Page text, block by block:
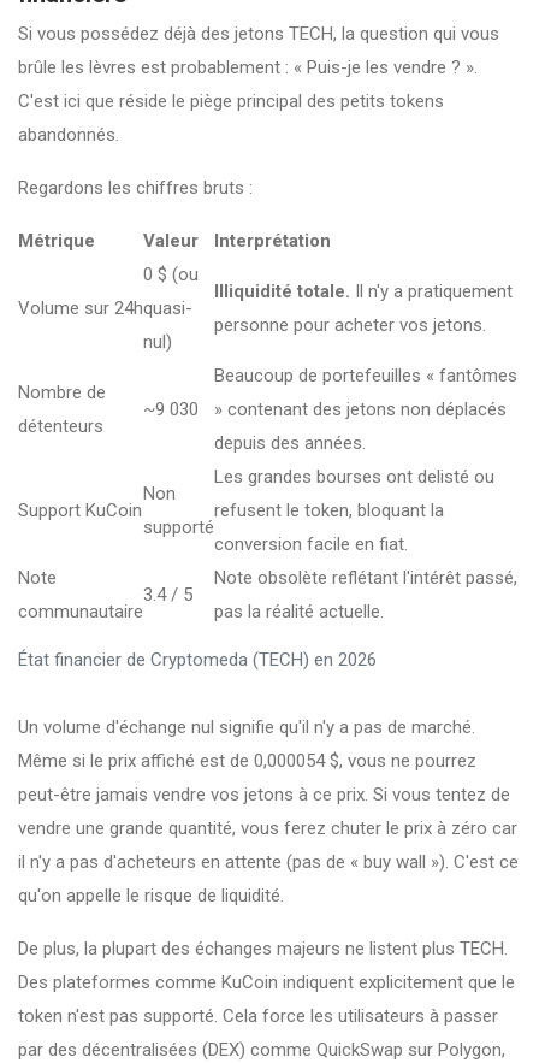
Si vous possédez déjà des jetons TECH, la question qui vous
brûle les lèvres est probablement : « Puis-je les vendre ? ».
C'est ici que réside le piège principal des petits tokens
abandonnés.
Regardons les chiffres bruts :
État financier de Cryptomeda (TECH) en 2026
Métrique Valeur Interprétation
Volume sur 24h
0 $ (ou
quasi-
nul)
Illiquidité totale. Il n'y a pratiquement
personne pour acheter vos jetons.
Nombre de
détenteurs
~9 030
Beaucoup de portefeuilles « fantômes
» contenant des jetons non déplacés
depuis des années.
Support KuCoin
Non
supporté
Les grandes bourses ont delisté ou
refusent le token, bloquant la
conversion facile en fiat.
Note
communautaire
3.4 / 5
Note obsolète reflétant l'intérêt passé,
pas la réalité actuelle.
Un volume d'échange nul signifie qu'il n'y a pas de marché.
Même si le prix affiché est de 0,000054 $, vous ne pourrez
peut-être jamais vendre vos jetons à ce prix. Si vous tentez de
vendre une grande quantité, vous ferez chuter le prix à zéro car
il n'y a pas d'acheteurs en attente (pas de « buy wall »). C'est ce
qu'on appelle le risque de liquidité.
De plus, la plupart des échanges majeurs ne listent plus TECH.
Des plateformes comme KuCoin indiquent explicitement que le
token n'est pas supporté. Cela force les utilisateurs à passer
par des décentralisées (DEX) comme QuickSwap sur Polygon,